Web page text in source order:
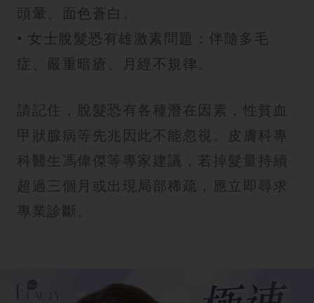
頭暈、面色蒼白。
• 女士脫髮恐有雄激素問題：伴隨多毛
症、嚴重暗瘡、月經不規律。
請記住，脫髮恐有各種潛在因素，性貧血
甲狀腺病等先兆因此不能忽視。皮膚科專
科醫生馮偉傑等專家建議，若掉髮量持續
超過三個月或出現局部稀疏，應立即尋求
專業診斷。